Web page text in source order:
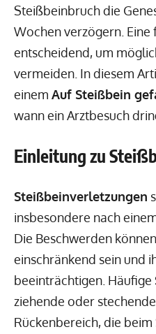
Steißbeinbruch die
Wochen verzögern.
entscheidend, um
vermeiden. In diesem
einem Auf Steißbein
wann ein Arztbesuch
Einleitung zu
Steißbeinverletzungen
insbesondere nach
Die Beschwerden
einschränkend sein und
beeinträchtigen. Häufige
ziehende oder
Rückenbereich, die